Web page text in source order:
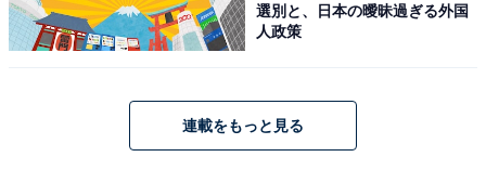
※記事内容は執筆時点のものです。最新の内容をご確認
選別と、日本の曖昧過ぎる外国
人政策
連載をもっと見る